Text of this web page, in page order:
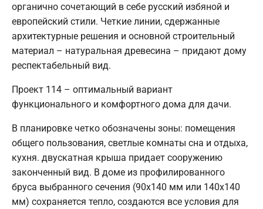
органично сочетающий в себе русский избяной и
европейский стили. Четкие линии, сдержанные
архитектурные решения и основной строительный
материал – натуральная древесина – придают дому
респектабельный вид.
Проект 114 – оптимальный вариант
функционального и комфортного дома для дачи.
В планировке четко обозначены зоны: помещения
общего пользования, светлые комнаты сна и отдыха,
кухня. двускатная крыша придает сооружению
законченный вид. В доме из профилированного
бруса выбранного сечения (90х140 мм или 140х140
мм) сохраняется тепло, создаются все условия для